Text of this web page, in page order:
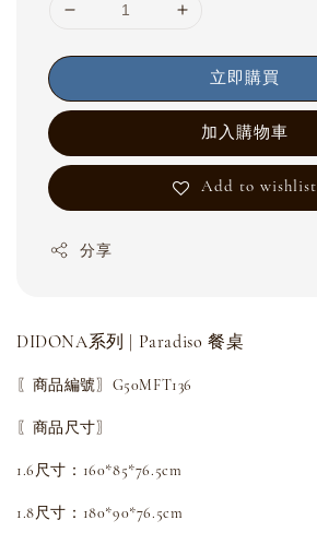
立即購買
加入購物車
Add to wishlist
分享
DIDONA系列 | Paradiso 餐桌
〖商品編號〗G50MFT136
〖商品尺寸〗
1.6尺寸：160*85*76.5cm
1.8尺寸：180*90*76.5cm